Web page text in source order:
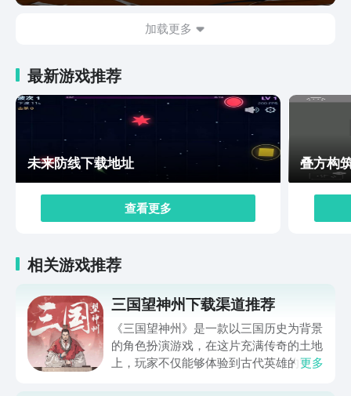
加载更多
最新游戏推荐
未来防线下载地址
查看更多
叠方构
相关游戏推荐
三国望神州下载渠道推荐
《三国望神州》是一款以三国历史为背景
的角色扮演游戏，在这片充满传奇的土地
上，玩家不仅能够体验到古代英雄的智慧
更多